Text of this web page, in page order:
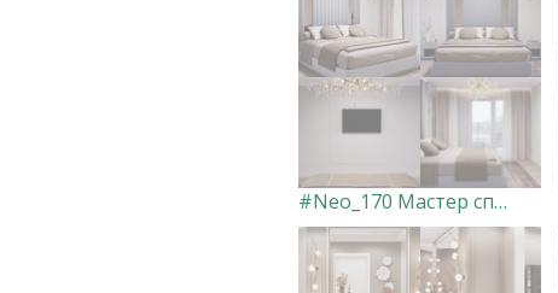
#Neo_170 Мастер спальня